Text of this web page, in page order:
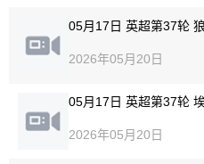
05月17日 英超第37轮
2026年05月20日
05月17日 英超第37轮
2026年05月20日